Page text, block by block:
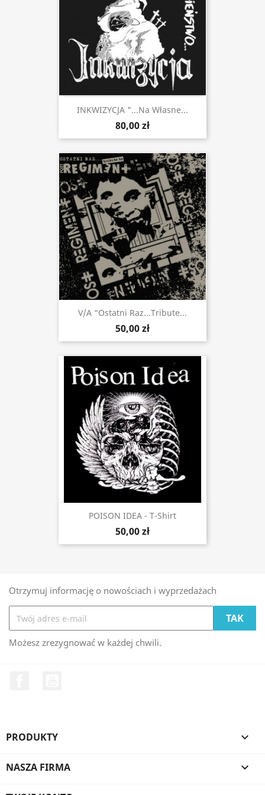
INKWIZYCJA "...Na Własne...
80,00 zł
V/a “Ostatni Raz...tribute...
50,00 zł
POISON IDEA - T-Shirt
50,00 zł
Otrzymuj informację o nowościach i wyprzedażach
Możesz zrezygnować w każdej chwili.
PRODUKTY 
NASZA FIRMA 